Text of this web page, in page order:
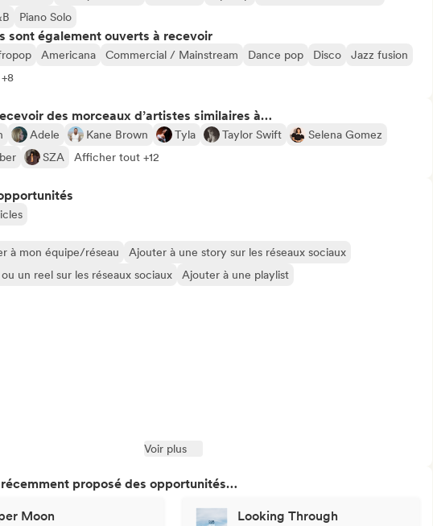
Piano Solo
sont également ouverts à recevoir
Americana Commercial / Mainstream Dance pop Disco
Jazz fusion
des morceaux d’artistes similaires à…
Adele Kane Brown Tyla Taylor Swift
Selena Gomez
SZA Afficher tout +12
à mon équipe/réseau
Ajouter à une story sur les réseaux sociaux
un reel sur les réseaux sociaux
Ajouter à une playlist
Voir plus
proposé des opportunités…
Moon Looking Through